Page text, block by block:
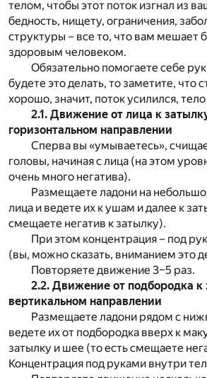
телом, чтобы этот поток изгнал из
бедность, нищету, ограничения,
структуры – все то, что вам мешает
здоровым человеком.
Обязательно помогаете себе
будете это делать, то заметите, что
хорошо, значит, поток усилился,
2.1. Движение от лица к
горизонтальном направлении
Сперва вы «умываетесь»,
головы, начиная с лица (на этом
очень много негатива).
Размещаете ладони на
лица и ведете их к ушам и далее к
смещаете негатив к затылку).
При этом концентрация – под
(вы, можно сказать, вниманием это
Повторяете движение 3–5 раз.
2.2. Движение от подбородка к
вертикальном направлении
Размещаете ладони рядом с
ведете их от подбородка вверх к
затылку и шее (то есть смещаете
Концентрация под руками внутри